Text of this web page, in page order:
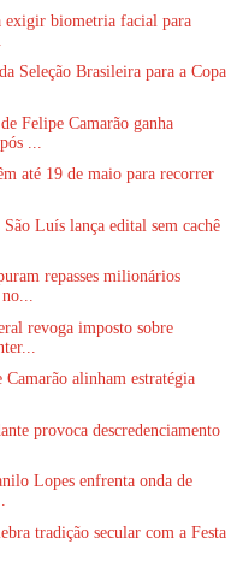
exigir biometria facial para
Seleção Brasileira para a Copa
Felipe Camarão ganha
...
até 19 de maio para recorrer
Luís lança edital sem cachê
repasses milionários
revoga imposto sobre
alinham estratégia
provoca descredenciamento
Lopes enfrenta onda de
tradição secular com a Festa